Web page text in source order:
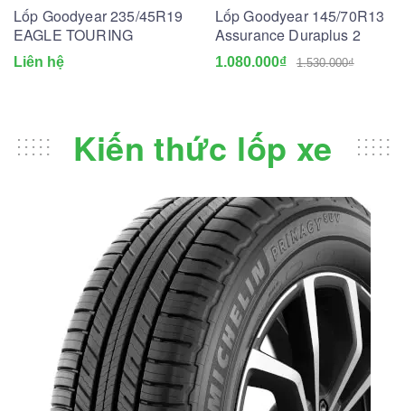
Lốp Goodyear 235/45R19
EAGLE TOURING
Liên hệ
Lốp Goodyear 145/70R13
Assurance Duraplus 2
1.080.000₫ 1.530.000₫
Kiến thức lốp xe